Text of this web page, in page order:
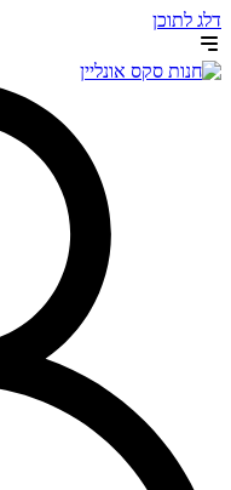
דלג לתוכן